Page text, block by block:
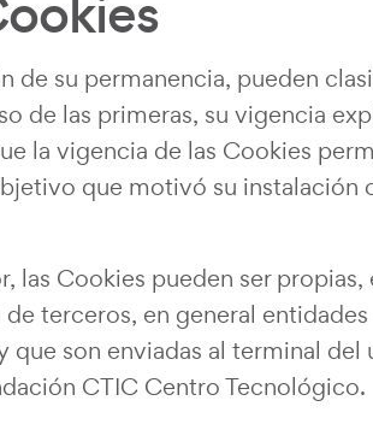
de su permanencia, pueden
de las primeras, su vigencia
la vigencia de las Cookies
que motivó su instalación
las Cookies pueden ser
terceros, en general
que son enviadas al terminal
CTIC Centro Tecnológico.